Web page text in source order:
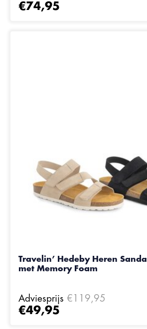
€74,95
Travelin’ Hedeby Heren
met Memory Foam
Adviesprijs €119,95
€49,95